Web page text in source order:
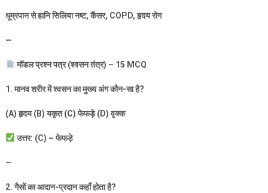
धूम्रपान से हानि सिलिया नष्ट,कैंसर, COPD,हृदय रोग
—
मॉडल प्रश्न पत्र (श्वसन तंत्र) – 15 MCQ
1.मानव शरीर में श्वसन का मुख्य अंग कौन-सा है?
(A)हृदय (B)यकृत (C)फेफड़े (D)वृक्क
उत्तर: (C) –फेफड़े
—
2.गैसों का आदान-प्रदान कहाँ होता है?